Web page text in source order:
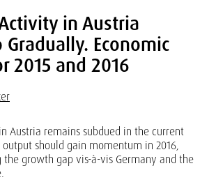
in Austria
Gradually. Economic
2015 and 2016
Austria remains subdued in the current
should gain momentum in 2016,
growth gap vis-à-vis Germany and the